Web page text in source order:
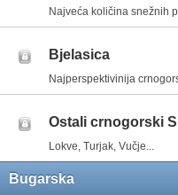
Najveća količina snežnih
Bjelasica
Najperspektivinija
Ostali crnogorski
Lokve, Turjak, Vučje...
Bugarska